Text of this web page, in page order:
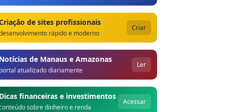
de sites profissionais
rápido e moderno
Criar
de Manaus e Amazonas
atualizado diariamente
Ler
financeiras e investimentos
sobre dinheiro e renda
Acessar